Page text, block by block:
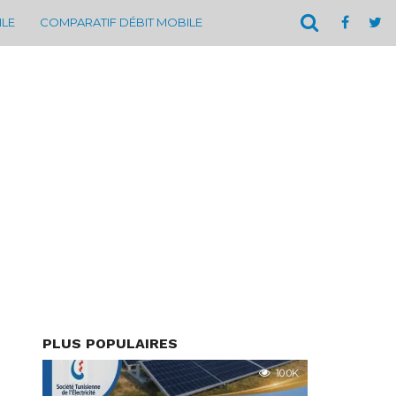
COMPARATIF DÉBIT MOBILE
PLUS POPULAIRES
10.0K